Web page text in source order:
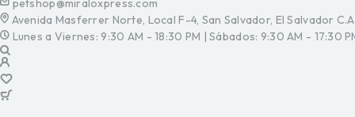
petshop@miraloxpress.com
Avenida Masferrer Norte, Local F-4, San Salvador, El Salvador
Lunes a Viernes: 9:30 AM - 18:30 PM | Sábados: 9:30 AM - 17:30